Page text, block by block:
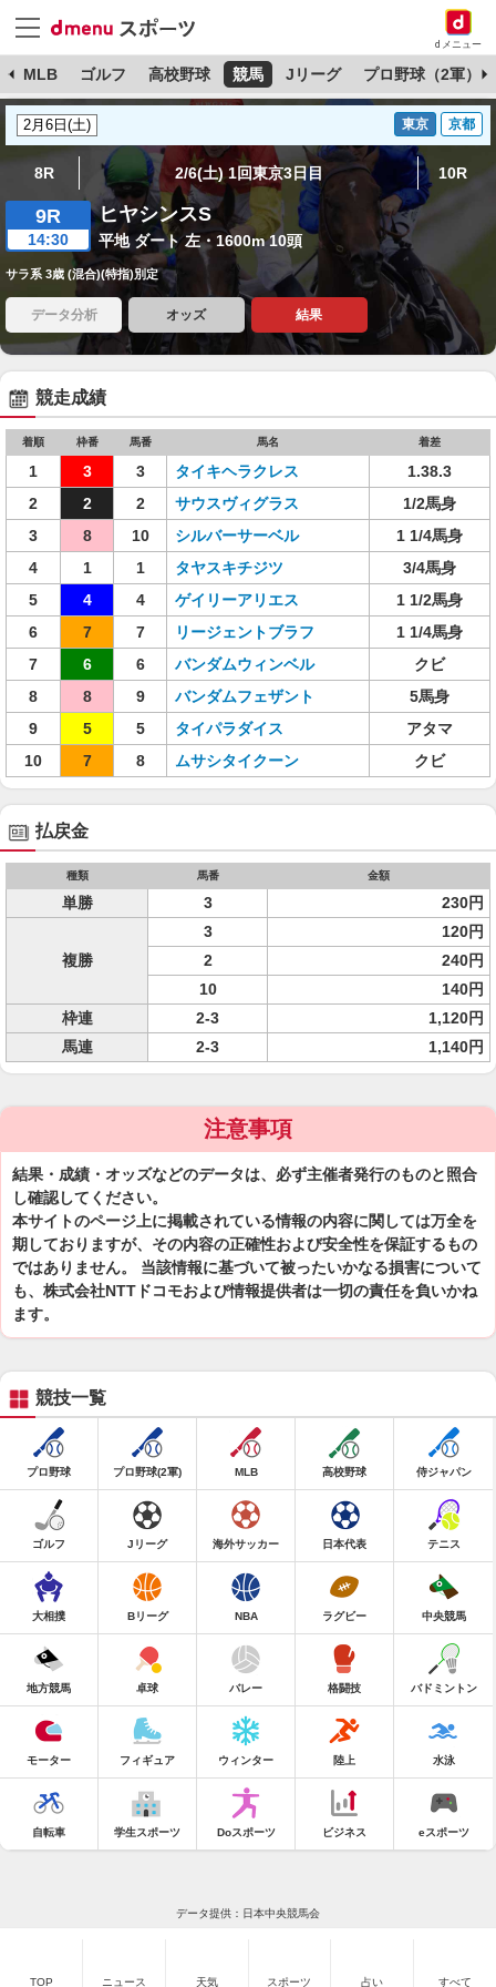
dメニュー
MLB ゴルフ 高校野球 競馬 Jリーグ プロ野球（2軍）
東京 京都
8R 2/6(土) 1回東京3日目 10R
9R
14:30
ヒヤシンスS
平地 ダート 左・1600m 10頭
サラ系 3歳 (混合)(特指)別定
データ分析 オッズ 結果
競走成績
着順 枠番 馬番 馬名 着差
1 3 3 タイキヘラクレス
1.38.3
2
2 2 サウスヴィグラス
1/2馬身
3
8 10 シルバーサーベル
1 1/4馬身
4
1 1 タヤスキチジツ
3/4馬身
5
4 4 ゲイリーアリエス
1 1/2馬身
6
7 7 リージェントブラフ
1 1/4馬身
7
6 6 バンダムウィンベル
クビ
8
8 9 バンダムフェザント
5馬身
9
5 5 タイパラダイス
アタマ
10
7 8 ムサシタイクーン クビ
払戻金
種類 馬番 金額
単勝 3 230円
複勝
3
120円
2
240円
10
140円
枠連
2-3
1,120円
馬連
2-3 1,140円
注意事項
結果・成績・オッズなどのデータは、必ず主催者発行のものと照合
し確認してください。
本サイトのページ上に掲載されている情報の内容に関しては万全を
期しておりますが、その内容の正確性および安全性を保証するもの
ではありません。 当該情報に基づいて被ったいかなる損害について
も、株式会社NTTドコモおよび情報提供者は一切の責任を負いかね
ます。
競技一覧
プロ野球 プロ野球(2軍) MLB 高校野球 侍ジャパン
ゴルフ Jリーグ 海外サッカー 日本代表 テニス
大相撲 Bリーグ NBA ラグビー 中央競馬
地方競馬 卓球 バレー 格闘技 バドミントン
モーター フィギュア ウィンター 陸上 水泳
自転車 学生スポーツ Doスポーツ ビジネス eスポーツ
データ提供：日本中央競馬会
TOP ニュース 天気 スポーツ 占い すべて